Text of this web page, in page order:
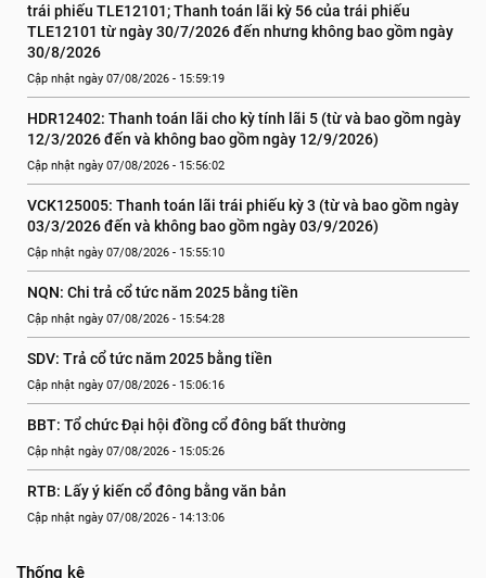
trái phiếu TLE12101; Thanh toán lãi kỳ 56 của trái phiếu
TLE12101 từ ngày 30/7/2026 đến nhưng không bao gồm ngày
30/8/2026
Cập nhật ngày 07/08/2026 - 15:59:19
HDR12402: Thanh toán lãi cho kỳ tính lãi 5 (từ và bao gồm ngày
12/3/2026 đến và không bao gồm ngày 12/9/2026)
Cập nhật ngày 07/08/2026 - 15:56:02
VCK125005: Thanh toán lãi trái phiếu kỳ 3 (từ và bao gồm ngày
03/3/2026 đến và không bao gồm ngày 03/9/2026)
Cập nhật ngày 07/08/2026 - 15:55:10
NQN: Chi trả cổ tức năm 2025 bằng tiền
Cập nhật ngày 07/08/2026 - 15:54:28
SDV: Trả cổ tức năm 2025 bằng tiền
Cập nhật ngày 07/08/2026 - 15:06:16
BBT: Tổ chức Đại hội đồng cổ đông bất thường
Cập nhật ngày 07/08/2026 - 15:05:26
RTB: Lấy ý kiến cổ đông bằng văn bản
Cập nhật ngày 07/08/2026 - 14:13:06
Thống kê